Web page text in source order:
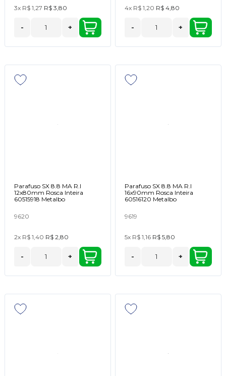
3x R$ 1,27 R$ 3,80
- +
4x R$ 1,20 R$ 4,80
- +
Parafuso SX 8.8 MA R.I
12x80mm Rosca Inteira
60515918 Metalbo
9620
2x R$ 1,40 R$ 2,80
- +
Parafuso SX 8.8 MA R.I
16x90mm Rosca Inteira
60516120 Metalbo
9619
5x R$ 1,16 R$ 5,80
- +